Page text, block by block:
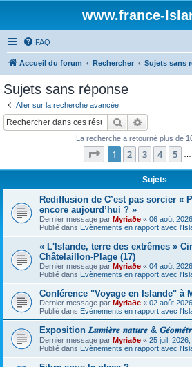
www.france-
FAQ
Accueil du forum Rechercher Sujets sans
Sujets sans réponse
Aller sur la recherche avancée
Rechercher
La recherche a retourné plus de
Page 1sur20
1 2 3 4 5
Sujets
Rediffusion de C’est pas sorcier «
encore aujourd’hui ? »
Dernier message par Myriaðe « 06 août
Publié dans Evènements en rapport avec
« L'Islande, terre des extrêmes »
Châtelaillon-Plage (17)
Dernier message par Myriaðe « 04 août
Publié dans Evènements en rapport avec
Conférence "Voyage en Islande" à
Dernier message par Myriaðe « 02 août
Publié dans Evènements en rapport avec
Exposition 𝑳𝒖𝒎𝒊𝒆̀𝒓𝒆 𝒏𝒂𝒕𝒖𝒓𝒆 &
Dernier message par Myriaðe « 25 juil. 2026,
Publié dans Evènements en rapport avec